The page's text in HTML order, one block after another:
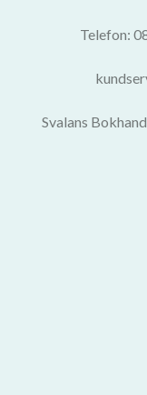
Telefon:
Svalans